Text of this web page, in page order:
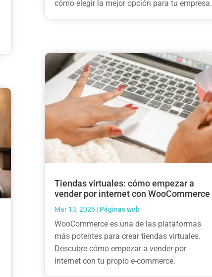
cómo elegir la mejor opción para tu empresa.
Tiendas virtuales: cómo empezar a
vender por internet con WooCommerce
Mar 13, 2026| Páginas web
WooCommerce es una de las plataformas
más potentes para crear tiendas virtuales.
Descubre cómo empezar a vender por
internet con tu propio e-commerce.